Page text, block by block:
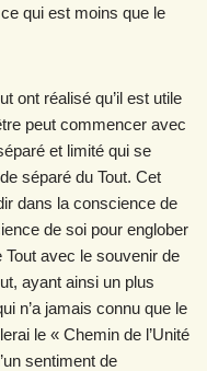
qui est moins que le
ont réalisé qu’il est utile
peut commencer avec
et limité qui se
séparé du Tout. Cet
dans la conscience de
de soi pour englober
Tout avec le souvenir de
ayant ainsi un plus
n’a jamais connu que le
le « Chemin de l’Unité
sentiment de